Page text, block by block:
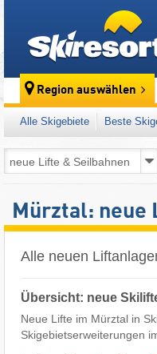
Region auswählen
Alle Skigebiete Beste
Mürztal: neue
Alle neuen
Übersicht: neue
Neue Lifte im Mürztal in
Skigebietserweiterungen